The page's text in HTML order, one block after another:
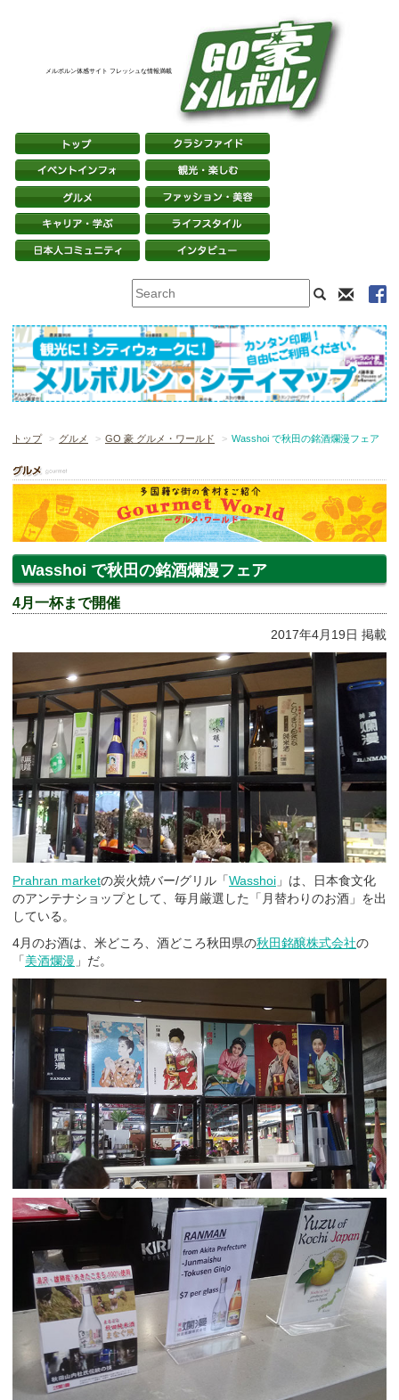
メルボルン体感サイト フレッシュな情報満載
トップ グルメ GO 豪 グルメ・ワールド Wasshoi で秋田の銘酒爛漫フェア
Wasshoi で秋田の銘酒爛漫フェア
4月一杯まで開催
2017年4月19日 掲載
Prahran marketの炭火焼バー/グリル「Wasshoi 」は、日本食文化
のアンテナショップとして、毎月厳選した「月替わりのお酒」を出
している。
4月のお酒は、米どころ、酒どころ秋田県の秋田銘醸株式会社の
「美酒爛漫 」だ。